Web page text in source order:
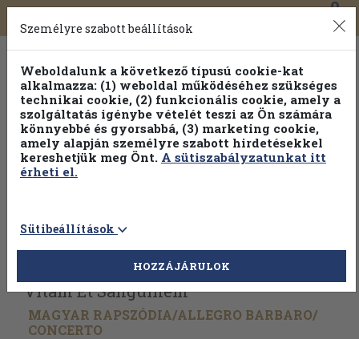
Toggle
navigation
0
Vissza az előző oldalra Válasszon példányt
Vitam Et Sanguinem
MAGYAR RAPSZÓDIA/ALLEGRO BARBARO/
CONCERTO
Személyre szabott beállítások
Weboldalunk a következő típusú cookie-kat
alkalmazza: (1) weboldal működéséhez szükséges
technikai cookie, (2) funkcionális cookie, amely a
szolgáltatás igénybe vételét teszi az Ön számára
könnyebbé és gyorsabbá, (3) marketing cookie,
amely alapján személyre szabott hirdetésekkel
kereshetjük meg Önt. A sütiszabályzatunkat itt
érheti el.
Sütibeállítások
HOZZÁJÁRULOK